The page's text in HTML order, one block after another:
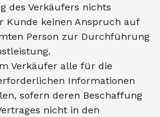
des Verkäufers nichts
Kunde keinen Anspruch auf
Person zur Durchführung
Verkäufer alle für die
Informationen
sofern deren Beschaffung
nicht in den